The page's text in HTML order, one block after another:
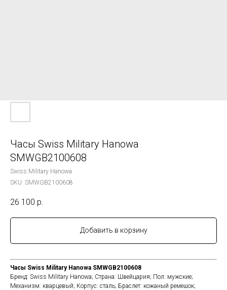
Часы Swiss Military Hanowa
SMWGB2100608
Swiss Military Hanowa
SKU: SMWGB2100608
26 100 р.
Добавить в корзину
Часы Swiss Military Hanowa SMWGB2100608
Бренд: Swiss Military Hanowa; Страна: Швейцария; Пол: мужские;
Механизм: кварцевый; Корпус: сталь; Браслет: кожаный ремешок;